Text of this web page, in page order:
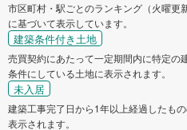
市区町村・駅ごとのランキング（火曜更
に基づいて表示しています。
建築条件付き土地
売買契約にあたって一定期間内に特定の
条件にしている土地に表示されます。
未入居
建築工事完了日から1年以上経過したも
表示されます。